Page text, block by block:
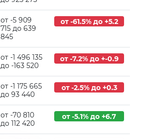
от -5 909
715 до 639
845
от -61.5% до +5.2
от -1 496 135
до -163 520
от -7.2% до +-0.9
от -1 175 665
до 93 440
от -2.5% до +0.3
от -70 810
до 112 420
от -5.1% до +6.7